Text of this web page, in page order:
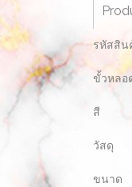
รหัสสิน
ขั้วหลอ
สี :
วัสดุ :
ขนาด